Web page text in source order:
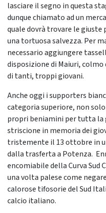
lasciare il segno in questa
dunque chiamato ad un
quale dovrà trovare le
una tortuosa salvezza. Per
necessario aggiungere
disposizione di Maiuri,
di tanti, troppi giovani.
Anche oggi i supporters
categoria superiore, non
propri beniamini per tutta la
striscione in memoria dei
tristemente il 13 ottobre in
dalla trasferta a Potenza.
encomiabile della Curva Sud
una volta palese come
calorose tifosorie del Sud
calcio italiano.